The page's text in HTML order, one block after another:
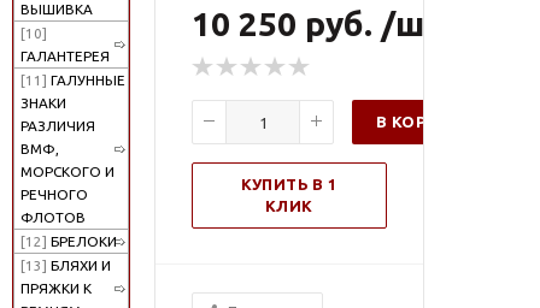
ВЫШИВКА
[10]
ГАЛАНТЕРЕЯ
[11] ГАЛУННЫЕ
ЗНАКИ
РАЗЛИЧИЯ
ВМФ,
МОРСКОГО И
РЕЧНОГО
ФЛОТОВ
[12] БРЕЛОКИ
[13] БЛЯХИ И
ПРЯЖКИ К
10 250 руб. /шт
В КОРЗИНУ
КУПИТЬ В 1
КЛИК